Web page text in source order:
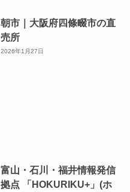
朝市｜大阪府四條畷市の直
売所
2026年1月27日
富山・石川・福井情報発信
拠点 「HOKURIKU+」(ホ